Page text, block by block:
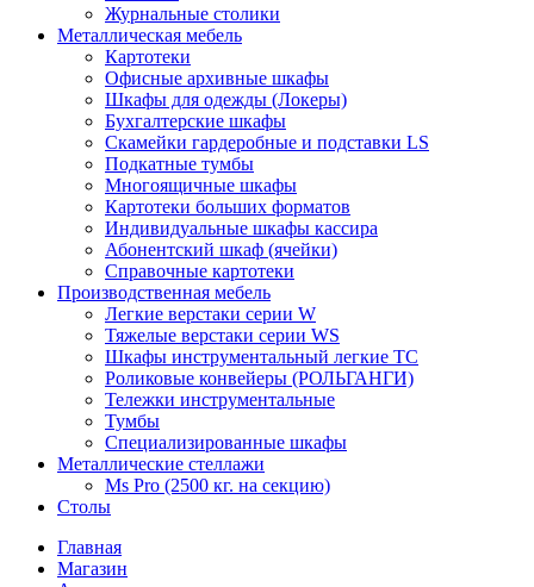
Журнальные столики
Металлическая мебель
Картотеки
Офисные архивные шкафы
Шкафы для одежды (Локеры)
Бухгалтерские шкафы
Скамейки гардеробные и подставки LS
Подкатные тумбы
Многоящичные шкафы
Картотеки больших форматов
Индивидуальные шкафы кассира
Абонентский шкаф (ячейки)
Справочные картотеки
Производственная мебель
Легкие верстаки серии W
Тяжелые верстаки серии WS
Шкафы инструментальный легкие ТС
Роликовые конвейеры (РОЛЬГАНГИ)
Тележки инструментальные
Тумбы
Специализированные шкафы
Металлические стеллажи
Ms Pro (2500 кг. на секцию)
Столы
Главная
Магазин